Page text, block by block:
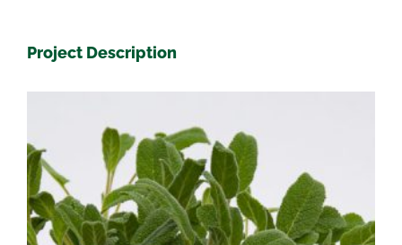
Project Description